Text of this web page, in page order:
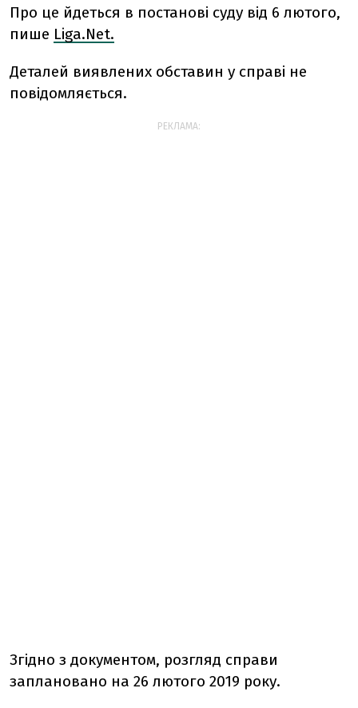
Про це йдеться в постанові суду від 6 лютого,
пише Liga.Net.
Деталей виявлених обставин у справі не
повідомляється.
РЕКЛАМА:
Згідно з документом, розгляд справи
заплановано на 26 лютого 2019 року.